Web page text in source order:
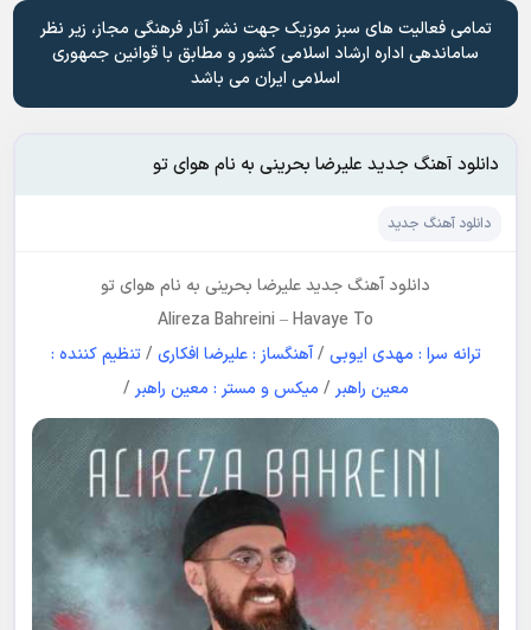
تمامی فعالیت های سبز موزیک جهت نشر آثار فرهنگی مجاز، زیر نظر
ساماندهی اداره ارشاد اسلامی کشور و مطابق با قوانین جمهوری
اسلامی ایران می باشد
دانلود آهنگ جدید علیرضا بحرینی به نام هوای تو
دانلود آهنگ جدید
دانلود آهنگ جدیدعلیرضا بحرینی به نام هوای تو
Alireza Bahreini –Havaye To
ترانه سرا : مهدی ایوبی /آهنگساز : علیرضا افکاری /تنظیم کننده :
معین راهبر / میکس و مستر : معین راهبر /